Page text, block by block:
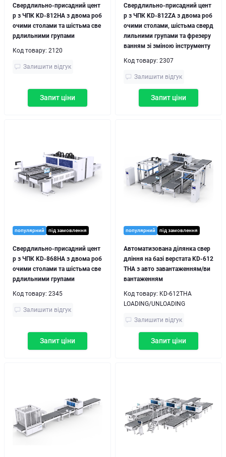
Свердлильно-присадний цент
р з ЧПК KD-812HA з двома роб
очими столами та шістьма све
рдлильними групами
Код товару: 2120
Залишити відгук
Запит ціни
Свердлильно-присадний цент
р з ЧПК KD-812ZA з двома роб
очими столами, шістьма сверд
лильними групами та фрезеру
ванням зі зміною інструменту
Код товару: 2307
Залишити відгук
Запит ціни
популярний під замовлення
Свердлильно-присадний цент
р з ЧПК KD-868HA з двома роб
очими столами та шістьма све
рдлильними групами
Код товару: 2345
Залишити відгук
Запит ціни
популярний під замовлення
Автоматизована ділянка свер
дління на базі верстата KD-612
THA з авто завантаженням/ви
вантаженням
Код товару: KD-612THA
LOADING/UNLOADING
Залишити відгук
Запит ціни